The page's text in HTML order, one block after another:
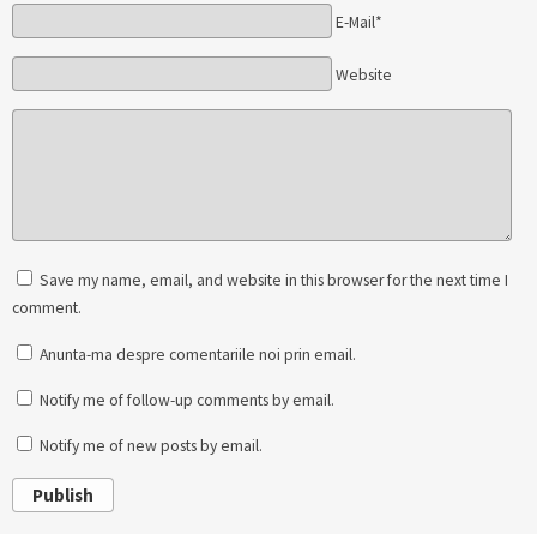
E-Mail*
Website
Save my name, email, and website in this browser for the next time I
comment.
Anunta-ma despre comentariile noi prin email.
Notify me of follow-up comments by email.
Notify me of new posts by email.
Publish